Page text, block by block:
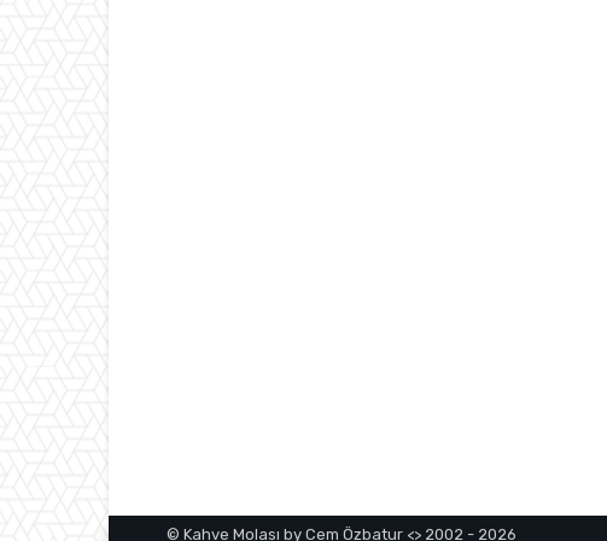
© Kahve Molası by Cem Özbatur <> 2002 - 2026